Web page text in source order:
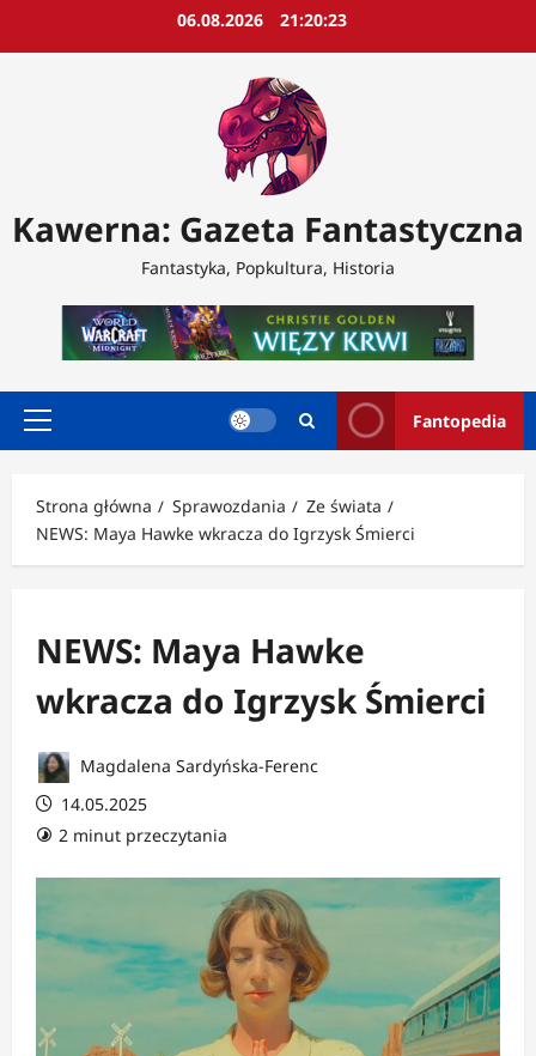
06.08.2026 21:20:25
Kawerna: Gazeta Fantastyczna
Fantastyka, Popkultura, Historia
Menu
Fantopedia
Strona główna Sprawozdania
Ze świata
NEWS: Maya Hawke wkracza do Igrzysk Śmierci
NEWS: Maya Hawke
wkracza do Igrzysk Śmierci
Magdalena Sardyńska-Ferenc
14.05.2025
2 minut przeczytania